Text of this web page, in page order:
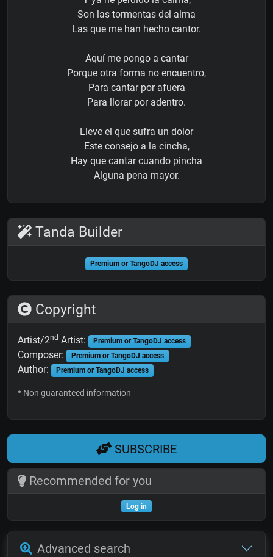
Son las tormentas del alma
Las que me han hecho cantor.
Aquí me pongo a cantar
Porque otra forma no encuentro,
Para cantar por afuera
Para llorar por adentro.
Lleve el que sufra un dolor
Este consejo a la cincha,
Hay que cantar cuando pincha
Alguna pena mayor.
Tanda Builder
Premium or TangoDJ access
Copyright
Artist/2nd Artist: Premium or TangoDJ access
Composer: Premium or TangoDJ access
Author: Premium or TangoDJ access
* Non guaranteed information
SUBSCRIBE
Recommended for you
Log in
Advanced search